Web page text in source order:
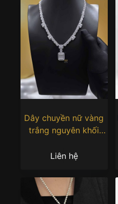
Dây chuyền nữ vàng
trắng nguyên khối
cương
Liên hệ